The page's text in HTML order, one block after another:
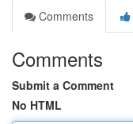
Comments
Comments
Submit a Comment
No HTML